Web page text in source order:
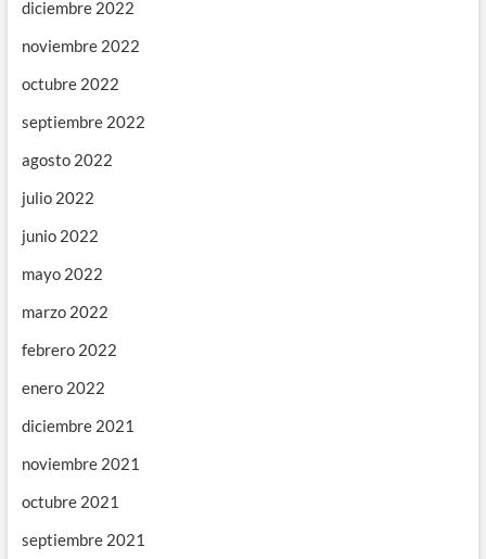
diciembre 2022
noviembre 2022
octubre 2022
septiembre 2022
agosto 2022
julio 2022
junio 2022
mayo 2022
marzo 2022
febrero 2022
enero 2022
diciembre 2021
noviembre 2021
octubre 2021
septiembre 2021